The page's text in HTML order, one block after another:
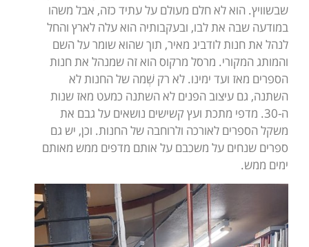
שבשוויץ. הוא לא חלם מעולם על עתיד כזה, אבל משהו
במודעה שבה את לבו, ובעקבותיה הוא עלה לארץ והחל
לנהל את חנות לודביג מאיר, תוך שהוא שומר על השם
והמותג המקורי. מרסל מרקוס הוא זה שמנהל את חנות
הספרים מאז ועד ימינו. לא רק שְׁמה של החנות לא
השתנה, גם עיצוב הפנים לא השתנה כמעט מאז שנות
ה-30. מדפי מתכת ועץ קשישים נושאים על גבם את
משקל הספרים לאורכה ולרוחבה של החנות. וכן, יש גם
ספרים שנחים על משכבם על אותם מדפים ממש מאותם
ימים ממש.